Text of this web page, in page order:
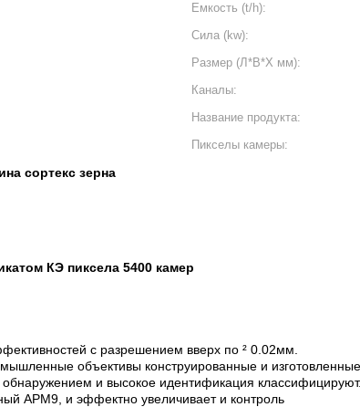
Емкость (t/h):
Сила (kw):
Размер (Л*В*Х мм):
Каналы:
Название продукта:
Пикселы камеры:
сортекс зерна
КЭ пиксела 5400 камер
с разрешением вверх по ² 0.02мм.
объективы конструированные и изготовленные
и высокое идентификация классифицируют.
АРМ9, и эффектно увеличивает и контроль